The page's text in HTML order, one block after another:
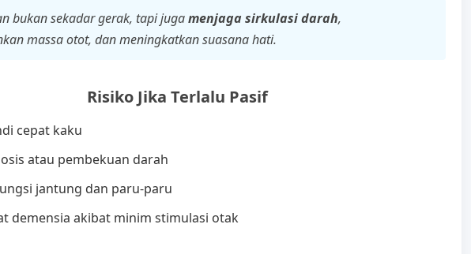
bukan sekadar gerak, tapi jugamenjaga sirkulasi darah,
massa otot, dan meningkatkan suasana hati.
Risiko Jika Terlalu Pasif
cepat kaku
atau pembekuan darah
jantung dan paru-paru
demensia akibat minim stimulasi otak